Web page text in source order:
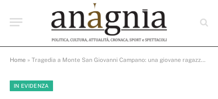
Home » Tragedia a Monte San Giovanni Campano: una giovane ragazza perde la vita mentre cerca asparagi
IN EVIDENZA